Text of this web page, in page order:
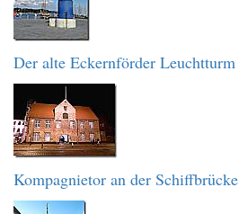
Der alte Eckernförder Leuchtturm
Kompagnietor an der Schiffbrücke